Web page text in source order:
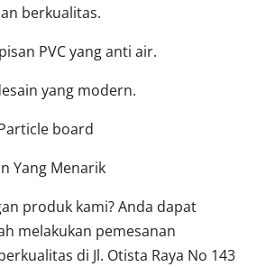
berkualitas.
PVC yang anti air.
yang modern.
board
Yang Menarik
produk kami? Anda dapat
melakukan pemesanan
di Jl. Otista Raya No 143